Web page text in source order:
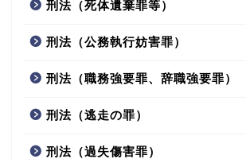
刑法（死体遺棄罪等）
刑法（公務執行妨害罪）
刑法（職務強要罪、辞職強要罪）
刑法（逃走の罪）
刑法（過失傷害罪）